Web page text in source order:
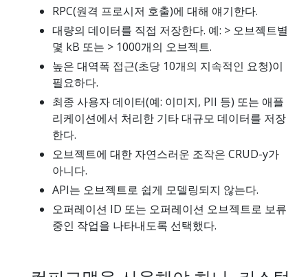
RPC(원격 프로시저 호출)에 대해 얘기한다.
대량의 데이터를 직접 저장한다. 예: > 오브젝트별
몇 kB 또는 > 1000개의 오브젝트.
높은 대역폭 접근(초당 10개의 지속적인 요청)이
필요하다.
최종 사용자 데이터(예: 이미지, PII 등) 또는 애플
리케이션에서 처리한 기타 대규모 데이터를 저장
한다.
오브젝트에 대한 자연스러운 조작은 CRUD-y가
아니다.
API는 오브젝트로 쉽게 모델링되지 않는다.
오퍼레이션 ID 또는 오퍼레이션 오브젝트로 보류
중인 작업을 나타내도록 선택했다.